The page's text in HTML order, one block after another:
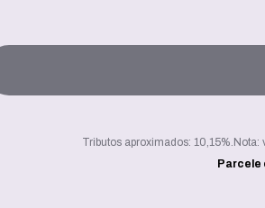
Tributos aproximados: 10,15%.Nota:
Parcele